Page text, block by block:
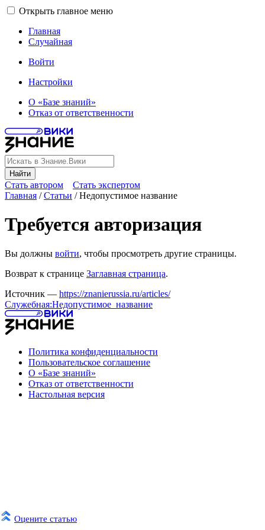
Открыть главное меню
Главная
Случайная
Войти
Настройки
О «Базе знаний»
Отказ от ответственности
Найти
Стать автором Стать экспертом
Оцените статью
Главная /Статьи /Недопустимое название
Требуется авторизация
Вы должны войти, чтобы просмотреть другие страницы.
Возврат к странице Заглавная страница.
Источник — https://znanierussia.ru/articles/
Служебная:Недопустимое_название
Политика конфиденциальности
Пользовательское соглашение
О «Базе знаний»
Отказ от ответственности
Настольная версия